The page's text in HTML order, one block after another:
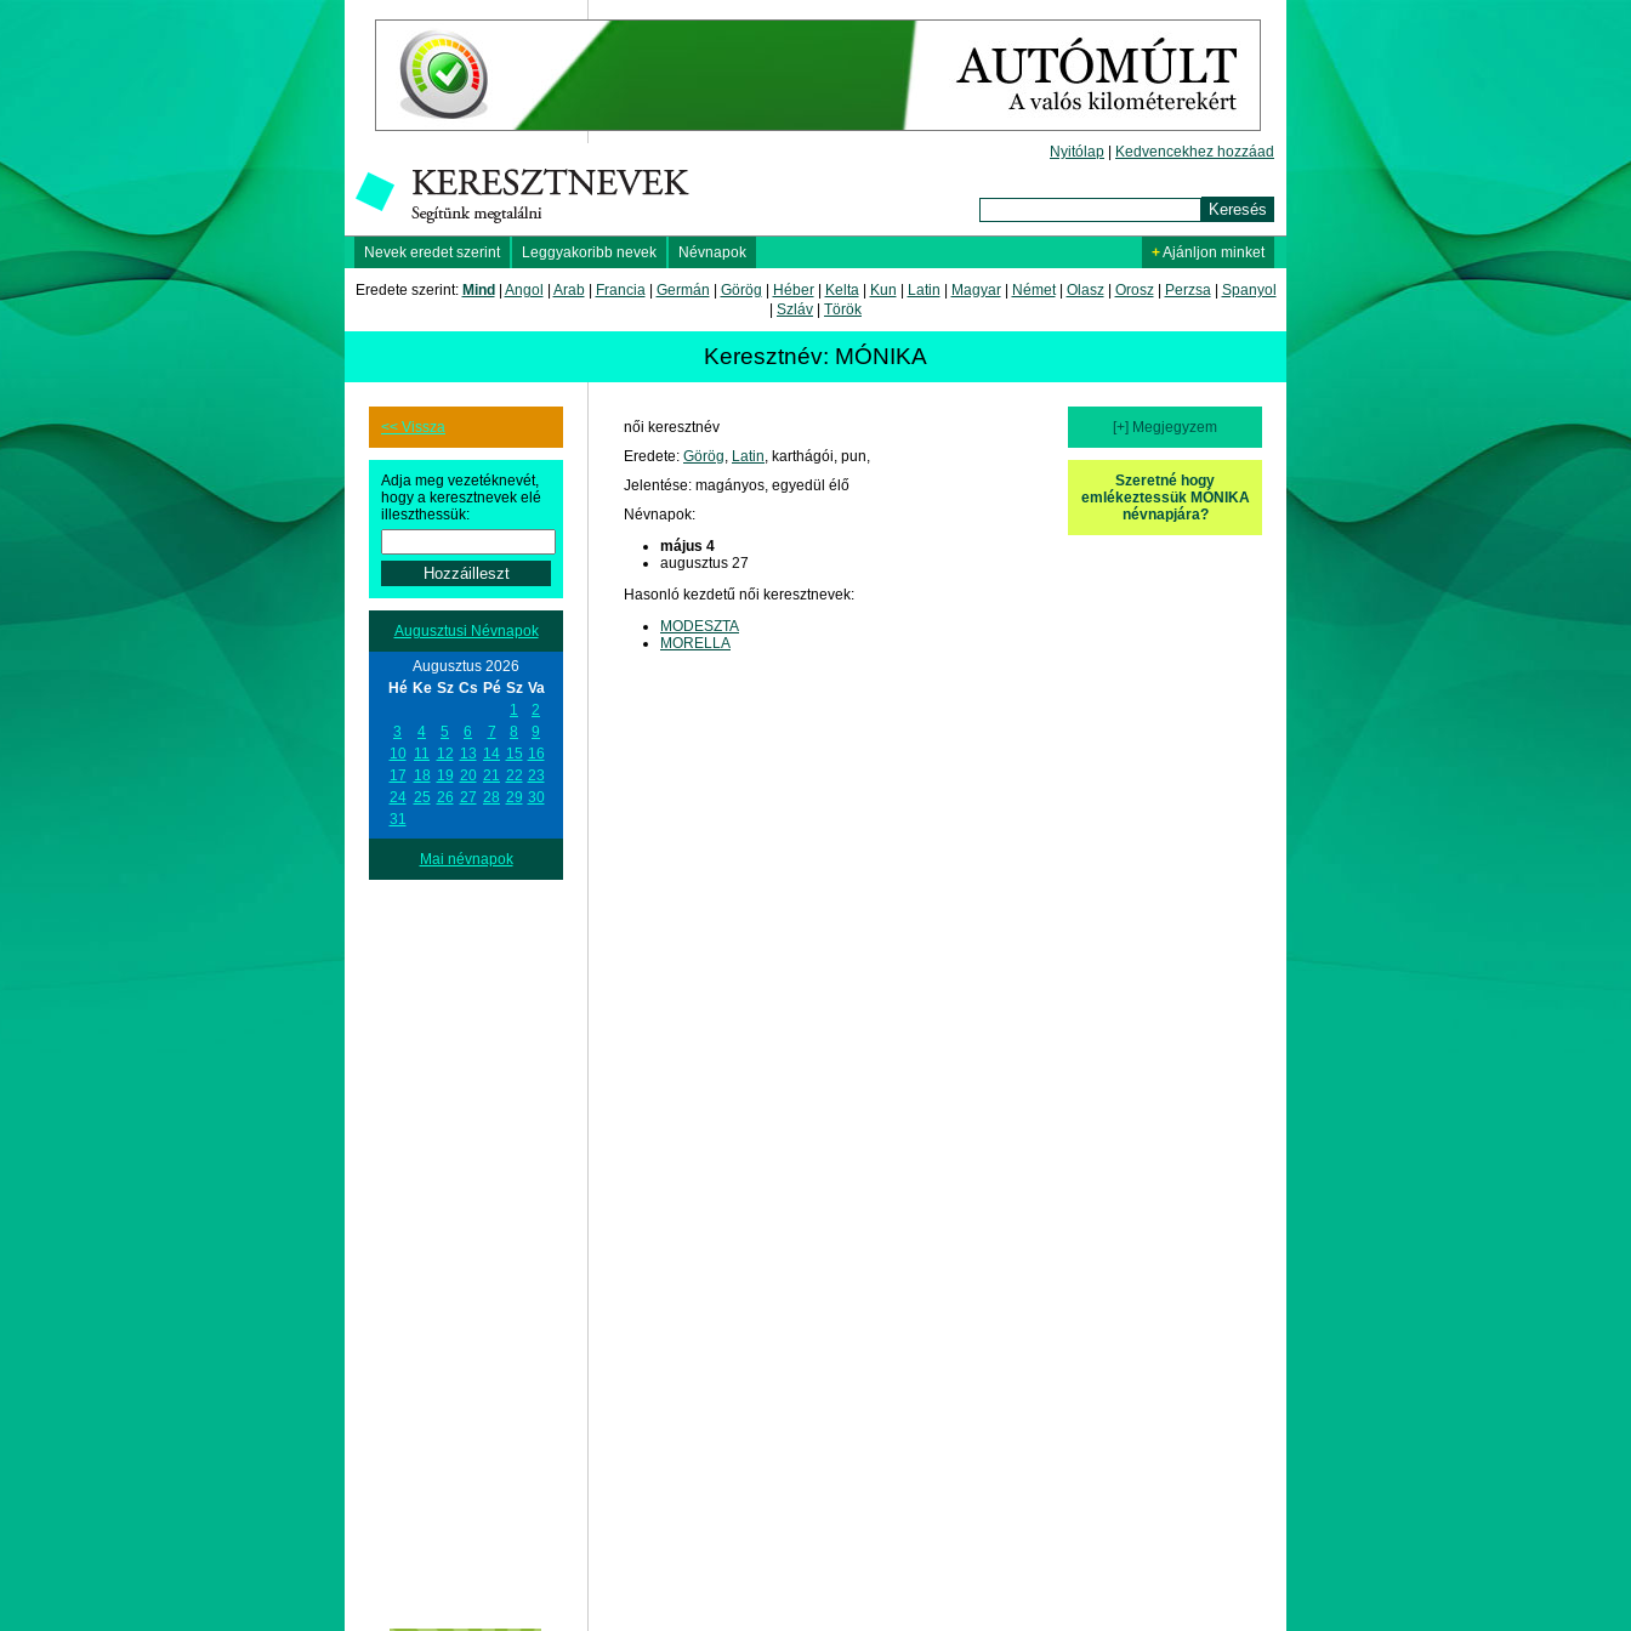
Nyitólap Kedvencekhez hozzáad
Nevek eredet szerint Leggyakoribb nevek Névnapok +Ajánljon minket
Eredete szerint: Mind Angol Arab| Francia| Germán Görög Héber| Kelta| Kun Latin Magyar| Német| Olasz| Orosz| Perzsa| Spanyol
Szláv Török
Keresztnév: MÓNIKA
<< Vissza
Adja meg vezetéknevét,
hogy a keresztnevek elé
illeszthessük:
Augusztusi Névnapok
Augusztus 2026
Hé Ke Sz Cs Pé Sz Va
1
2
3
4 5 6 7 8
9
10 11 12 13 14 15 16
17 18 19 20 21 22 23
24 25 26 27 28 29 30
31
Mai névnapok
[+] Megjegyzem
Szeretné hogy
emlékeztessük MÓNIKA
névnapjára?
női keresztnév
Eredete: Görög, Latin, karthágói, pun,
Jelentése: magányos, egyedül élő
Névnapok:
május 4
augusztus 27
Hasonló kezdetű női keresztnevek:
MODESZTA
MORELLA